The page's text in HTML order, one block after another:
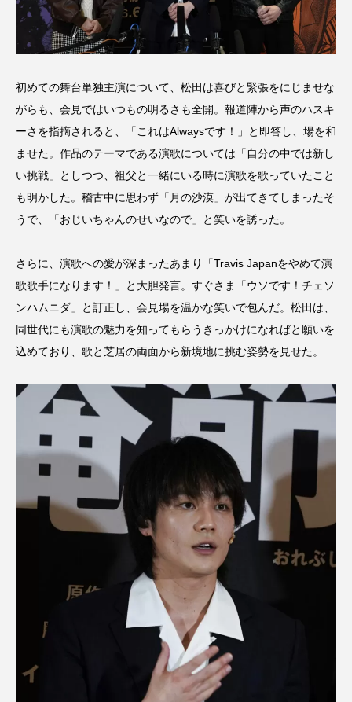
初めての舞台単独主演について、松田は喜びと緊張をにじませな
がらも、会見ではいつもの明るさも全開。報道陣から声のハスキ
ーさを指摘されると、「これはAlwaysです！」と即答し、場を和
ませた。作品のテーマである演歌については「自分の中では新し
い挑戦」としつつ、祖父と一緒にいる時に演歌を歌っていたこと
も明かした。稽古中に思わず「月の沙漠」が出てきてしまったそ
うで、「おじいちゃんのせいなので」と笑いを誘った。
さらに、演歌への愛が深まったあまり「Travis Japanをやめて演
歌歌手になります！」と大胆発言。すぐさま「ウソです！チェソ
ンハムニダ」と訂正し、会見場を温かな笑いで包んだ。松田は、
同世代にも演歌の魅力を知ってもらうきっかけになればと願いを
込めており、歌と芝居の両面から新境地に挑む姿勢を見せた。